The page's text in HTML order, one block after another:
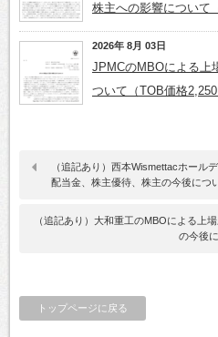
株主への影響について
2026年 8月 03日
JPMCのMBOによる上
ついて（TOB価格2,250
（追記あり）西本Wismettacホール
配当金、株主優待、株主の今後につ
（追記あり）大和重工のMBOによる上
の今後
トップページに戻る